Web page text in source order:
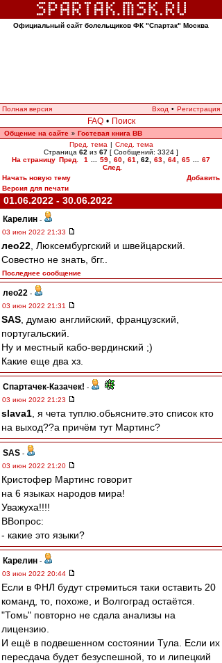
Официальный сайт болельщиков ФК "Спартак" Москва
Полная версия Вход • Регистрация
FAQ • Поиск
Общение на сайте » Гостевая книга ВВ
Пред. тема | След. тема
Страница 62 из 67 [ Сообщений: 3324 ]
На страницу Пред. 1 59 60 61 62 63 64 65
67
След.
Начать новую тему
Добавить
Версия для печати
01.06.2022 - 30.06.2022
Карелин -
03 июн 2022 21:33
лео22 , Люксембургский и швейцарский.
Совестно не знать, бгг..
Последнее сообщение
лео22 -
03 июн 2022 21:31
SAS , думаю английский, французский,
португальский.
Ну и местный кабо-вердинский ;)
Какие еще два хз.
Спартачек-Казачек! -
03 июн 2022 21:23
slava1 , я чета туплю.обьясните.это список кто
на выход??а причём тут Мартинс?
SAS -
03 июн 2022 21:20
Кристофер Мартинс говорит
на 6 языках народов мира!
Уважуха!!!!
ВВопрос:
- какие это языки?
Карелин -
03 июн 2022 20:44
Если в ФНЛ будут стремиться таки оставить 20
команд, то, похоже, и Волгоград остаётся.
"Томь" повторно не сдала анализы на
лицензию.
И ещё в подвешенном состоянии Тула. Если их
пересдача будет безуспешной, то и липецкий